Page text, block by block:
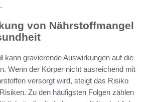
von Nährstoffmangel
kann gravierende Auswirkungen auf die
Wenn der Körper nicht ausreichend mit
versorgt wird, steigt das Risiko
Zu den häufigsten Folgen zählen